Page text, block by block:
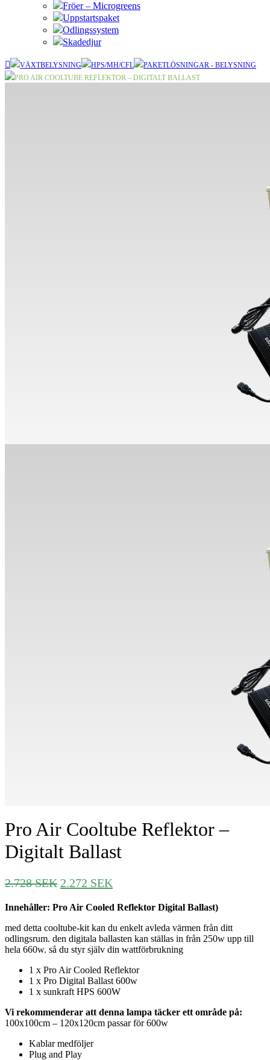
Fröer – Microgreens
Uppstartspaket
Odlingssystem
Skadedjur
VÄXTBELYSNING HPS/MH/CFL
PAKETLÖSNINGAR - BELYSNING
PRO AIR COOLTUBE REFLEKTOR – DIGITALT BALLAST
Pro Air Cooltube Reflektor –
Digitalt Ballast
2.728SEK Det
priset
var:
2.728 SEK.
2.272 SEK
priset
är:
2.272 SEK.
Innehåller: Pro Air Cooled Reflektor Digital Ballast)
med detta cooltube-kit kan du enkelt avleda värmen från ditt
odlingsrum. den digitala ballasten kan ställas in från 250w upp till
hela 660w. så du styr själv din wattförbrukning
1 x Pro Air Cooled Reflektor
1 x Pro Digital Ballast 600w
1 x sunkraft HPS 600W
Vi rekommenderar att denna lampa täcker ett område på:
100x100cm – 120x120cm passar för 600w
Kablar medföljer
Plug and Play